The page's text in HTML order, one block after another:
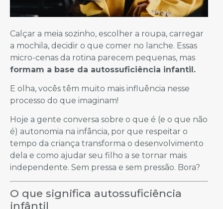
Calçar a meia sozinho, escolher a roupa, carregar
a mochila, decidir o que comer no lanche. Essas
micro-cenas da rotina parecem pequenas, mas
formam a base da autossuficiência infantil.
E olha, vocês têm muito mais influência nesse
processo do que imaginam!
Hoje a gente conversa sobre o que é (e o que não
é) autonomia na infância, por que respeitar o
tempo da criança transforma o desenvolvimento
dela e como ajudar seu filho a se tornar mais
independente. Sem pressa e sem pressão. Bora?
O que significa autossuficiência
infântil